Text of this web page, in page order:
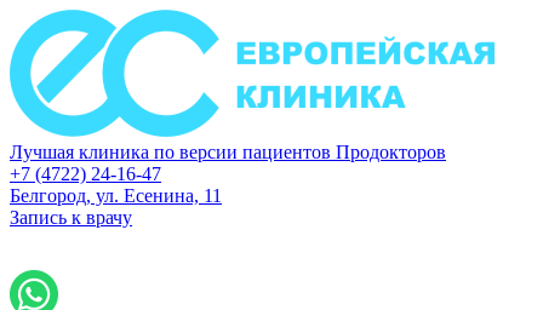
Лучшая клиника по версии пациентов Продокторов
+7 (4722) 24-16-47
Белгород, ул. Есенина, 11
Запись к врачу